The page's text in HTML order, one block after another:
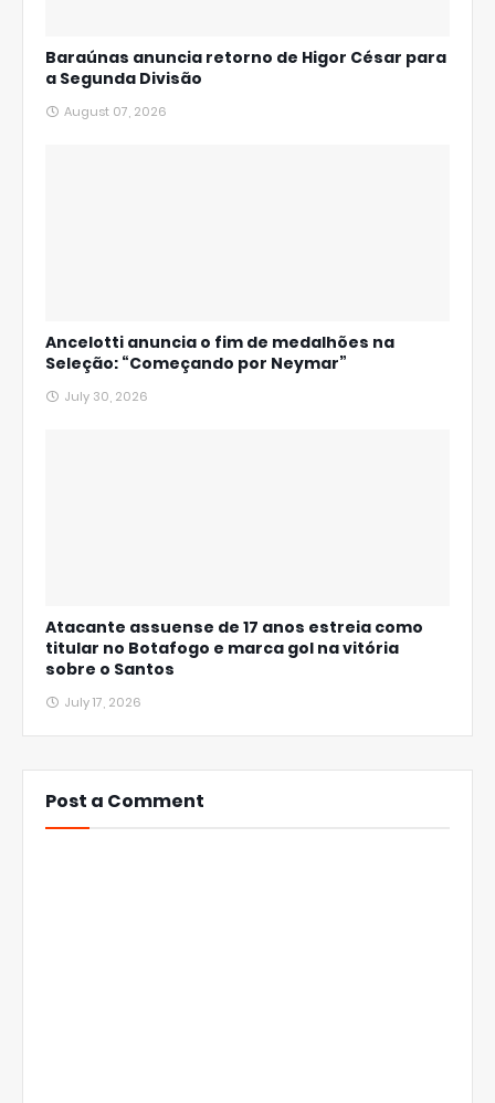
Baraúnas anuncia retorno de Higor César para
a Segunda Divisão
August 07, 2026
Ancelotti anuncia o fim de medalhões na
Seleção: “Começando por Neymar”
July 30, 2026
Atacante assuense de 17 anos estreia como
titular no Botafogo e marca gol na vitória
sobre o Santos
July 17, 2026
Post a Comment